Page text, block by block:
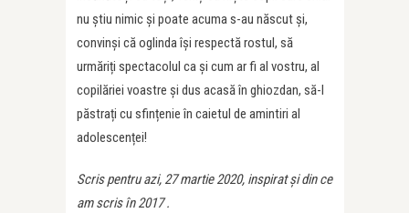
nu știu nimic și poate acuma s-au născut și,
convinși că oglinda își respectă rostul, să
urmăriți spectacolul ca și cum ar fi al vostru, al
copilăriei voastre și dus acasă în ghiozdan, să-l
păstrați cu sfințenie în caietul de amintiri al
adolescenței!
Scris pentru azi, 27 martie 2020, inspirat şi din ce
am scris în 2017 .